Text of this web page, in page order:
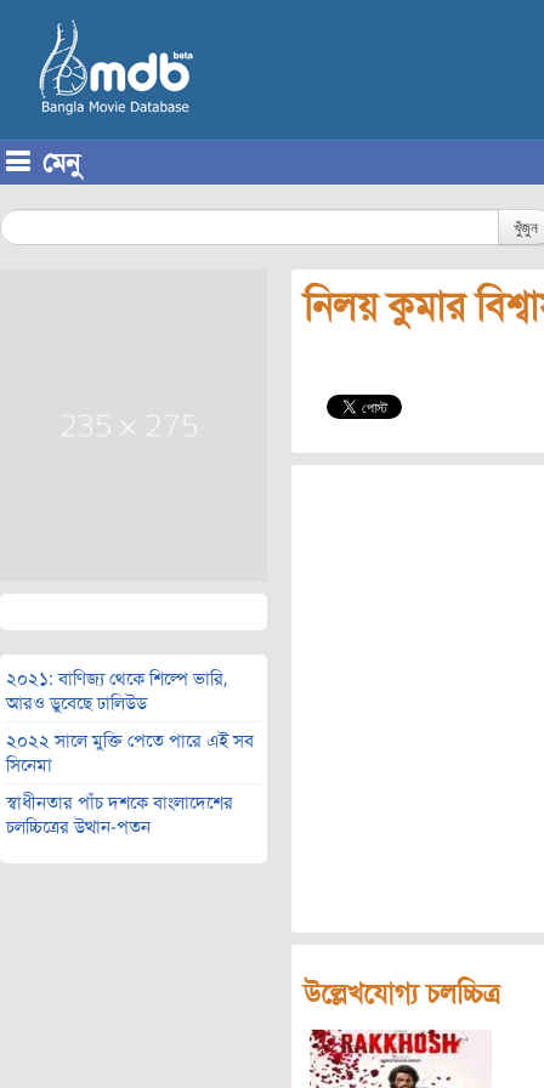
মেনু
খুঁজুন
২০২১: বাণিজ্য থেকে শিল্পে ভারি,
আরও ডুবেছে ঢালিউড
২০২২ সালে মুক্তি পেতে পারে এই সব
সিনেমা
স্বাধীনতার পাঁচ দশকে বাংলাদেশের
চলচ্চিত্রের উত্থান-পতন
নিলয় কুমার
উল্লেখযোগ্য চলচ্চিত্র